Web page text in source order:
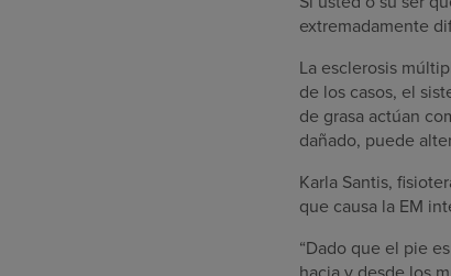
extremadamente
La esclerosis
de los casos, el
de grasa actúan
dañado, puede
Karla Santis,
que causa la EM
“Dado que el pie